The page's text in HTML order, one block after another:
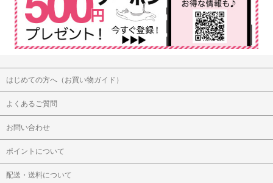
はじめての方へ（お買い物ガイド）
よくあるご質問
お問い合わせ
ポイントについて
配送・送料について